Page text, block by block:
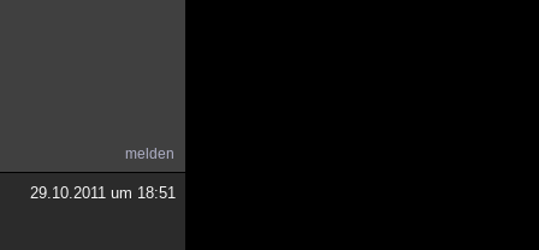
melden
29.10.2011 um 18:51